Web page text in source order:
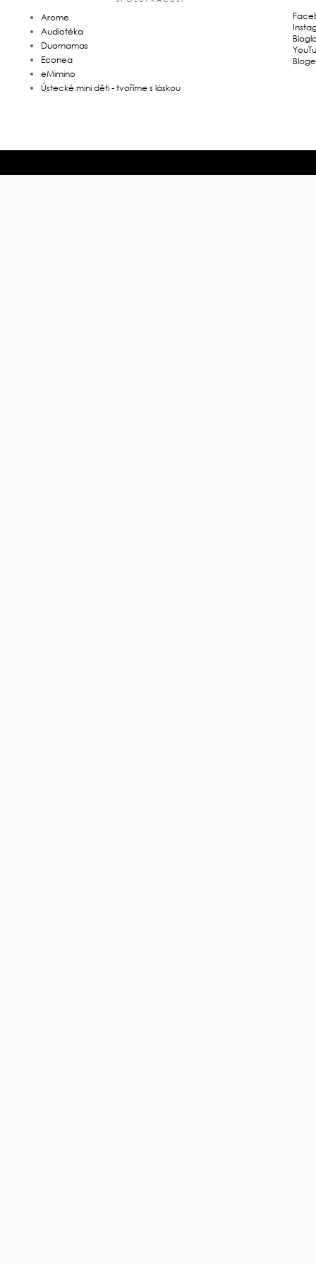
Arome
Audiotéka
Duomamas
Econea
eMimino
Ústecké mini děti - tvoříme s láskou